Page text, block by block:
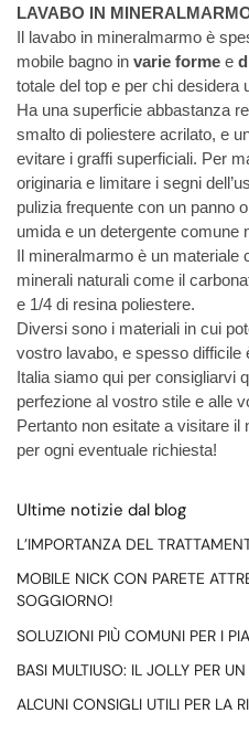
LAVABO IN
Il lavabo in mineralmarmo è
mobile bagno in varie forme e
totale del top e per chi desidera
Ha una superficie abbastanza
smalto di poliestere acrilato, e
evitare i graffi superficiali. Per
originaria e limitare i segni
pulizia frequente con un panno
umida e un detergente comune
Il mineralmarmo è un
minerali naturali come il
e 1/4 di resina poliestere.
Diversi sono i materiali in cui
vostro lavabo, e spesso difficile
Italia siamo qui per consigliarvi
perfezione al vostro stile e alle
Pertanto non esitate a visitare
per ogni eventuale richiesta!
Ultime notizie dal blog
L’IMPORTANZA DEL
MOBILE NICK CON PARETE
SOGGIORNO!
SOLUZIONI PIÙ COMUNI PER I
BASI MULTIUSO: IL JOLLY PER
ALCUNI CONSIGLI UTILI PER LA